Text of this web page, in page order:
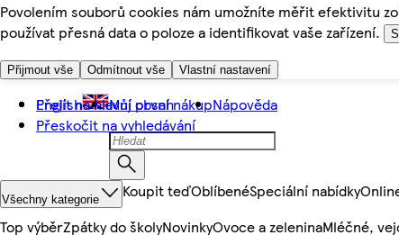
Povolením souborů cookies nám umožníte měřit efektivitu
používat přesná data o poloze a identifikovat vaše zařízení.
Přijmout vše Odmítnout vše Vlastní nastavení
Přejít na hlavní obsah
Přeskočit na vyhledávání
English Můj první nákupNápověda
Všechny kategorie Koupit teďOblíbenéSpeciální nabídky
Top výběrZpátky do školyNovinkyOvoce a zeleninaMléčné,